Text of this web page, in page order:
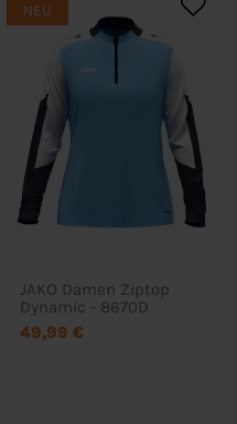
NEU
JAKO Damen Ziptop
Dynamic - 8670D
49,99 €